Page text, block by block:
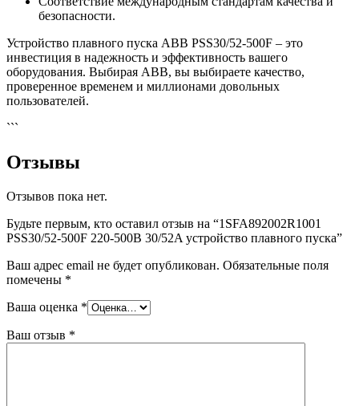
безопасности.
Устройство плавного пуска ABB PSS30/52-500F – это
инвестиция в надежность и эффективность вашего
оборудования. Выбирая ABB, вы выбираете качество,
проверенное временем и миллионами довольных
пользователей.
```
Отзывы
Отзывов пока нет.
Будьте первым, кто оставил отзыв на “1SFA892002R1001
PSS30/52-500F 220-500В 30/52A устройство плавного пуска”
Ваш адрес email не будет опубликован. Обязательные поля
помечены *
Ваша оценка *
Ваш отзыв *